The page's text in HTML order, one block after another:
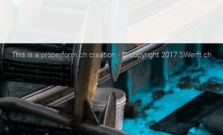
This is aproperform.ch creation - © copyright 2017 SWerft.ch